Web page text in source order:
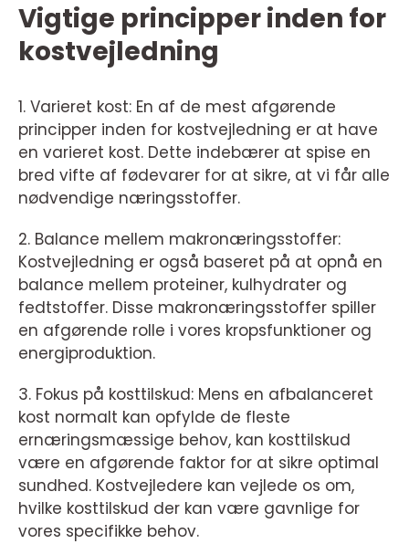
Vigtige principper inden for
kostvejledning
1. Varieret kost: En af de mest afgørende
principper inden for kostvejledning er at have
en varieret kost. Dette indebærer at spise en
bred vifte af fødevarer for at sikre, at vi får alle
nødvendige næringsstoffer.
2. Balance mellem makronæringsstoffer:
Kostvejledning er også baseret på at opnå en
balance mellem proteiner, kulhydrater og
fedtstoffer. Disse makronæringsstoffer spiller
en afgørende rolle i vores kropsfunktioner og
energiproduktion.
3. Fokus på kosttilskud: Mens en afbalanceret
kost normalt kan opfylde de fleste
ernæringsmæssige behov, kan kosttilskud
være en afgørende faktor for at sikre optimal
sundhed. Kostvejledere kan vejlede os om,
hvilke kosttilskud der kan være gavnlige for
vores specifikke behov.